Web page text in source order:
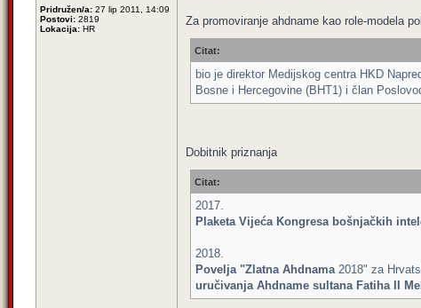
Pridružen/a: 27 lip 2011, 14:09
Postovi: 2819
Lokacija: HR
Za promoviranje ahdname kao role-modela
Citat:
bio je direktor Medijskog centra HKD
Bosne i Hercegovine (BHT1) i član
Dobitnik priznanja
Citat:
2017.
Plaketa Vijeća Kongresa bošnjačkih
2018.
Povelja "Zlatna Ahdnama2018" za
uručivanja Ahdname sultana Fatiha II